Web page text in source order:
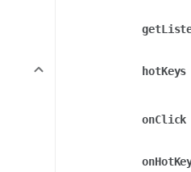
hotKeys
onClick